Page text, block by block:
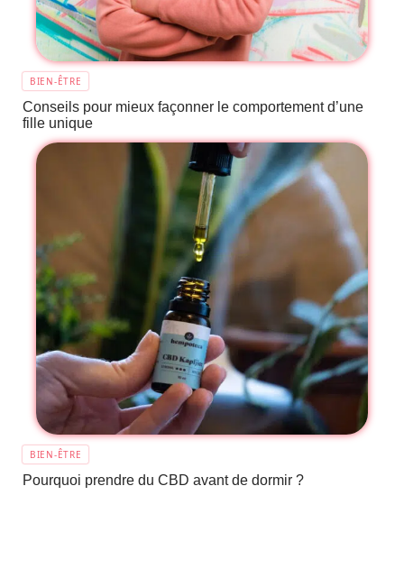
BIEN-ÊTRE
Conseils pour mieux façonner le comportement d’une
fille unique
BIEN-ÊTRE
Pourquoi prendre du CBD avant de dormir ?